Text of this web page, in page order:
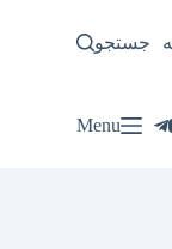
سیاسی
جستجو
Menu